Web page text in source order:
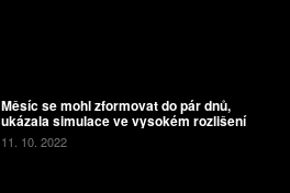
Měsíc se mohl zformovat do pár dnů,
ukázala simulace ve vysokém rozlišení
11. 10. 2022